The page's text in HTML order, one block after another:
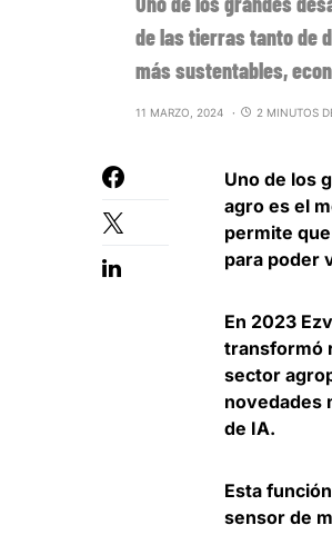
de las tierras tanto de
más sustentables,
11 MARZO, 2024 2 MINUTOS
Uno de los
agro es el
permite que
para poder
En 2023
transformó
sector
novedades
de IA.
Esta
sensor de